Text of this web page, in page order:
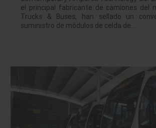
el principal fabricante de camiones del
Trucks & Buses, han sellado un
suministro de módulos de celda de…